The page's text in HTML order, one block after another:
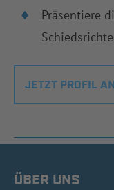
Präsentiere
JETZT PROFIL
ÜBER UNS